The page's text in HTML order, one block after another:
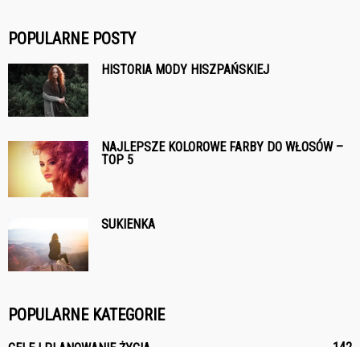
POPULARNE POSTY
HISTORIA MODY HISZPAŃSKIEJ
NAJLEPSZE KOLOROWE FARBY DO WŁOSÓW –
TOP 5
SUKIENKA
POPULARNE KATEGORIE